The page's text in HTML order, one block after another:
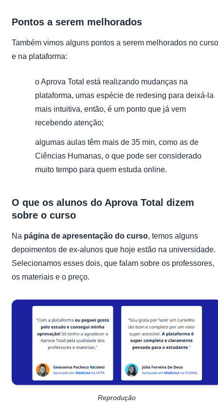
Pontos a serem melhorados
Também vimos alguns pontos a serem melhorados no curso
e na plataforma:
o Aprova Total está realizando mudanças na
plataforma, umas espécie de redesing para deixá-la
mais intuitiva, então, é um ponto que já vem
recebendo atenção;
algumas aulas têm mais de 35 min, como as de
Ciências Humanas, o que pode ser considerado
muito tempo para quem estuda online.
O que os alunos do Aprova Total dizem
sobre o curso
Na página de apresentação do curso, temos alguns
depoimentos de ex-alunos que hoje estão na universidade.
Selecionamos esses dois, que falam sobre os professores,
os materiais e o preço.
Reprodução